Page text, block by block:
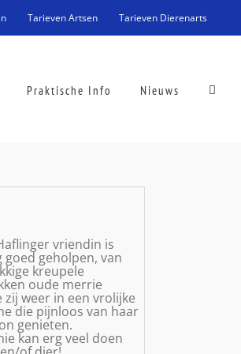
Tarieven Artsen Tarieven Dierenarts
Praktische Info Nieuws
vriendin is
goed geholpen, van
kreupele
oude merrie
weer in een vrolijke
die pijnloos van haar
genieten.
kan erg veel doen